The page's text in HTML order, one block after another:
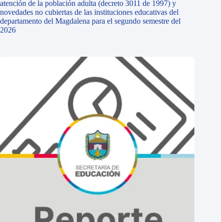
atención de la población adulta (decreto 3011 de 1997) y
novedades no cubiertas de las instituciones educativas del
departamento del Magdalena para el segundo semestre del
2026